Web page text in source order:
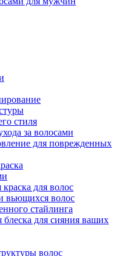
стиля
за волосами
для поврежденных
для волос
вьющихся волос
стайлинга
для сияния ваших
волос